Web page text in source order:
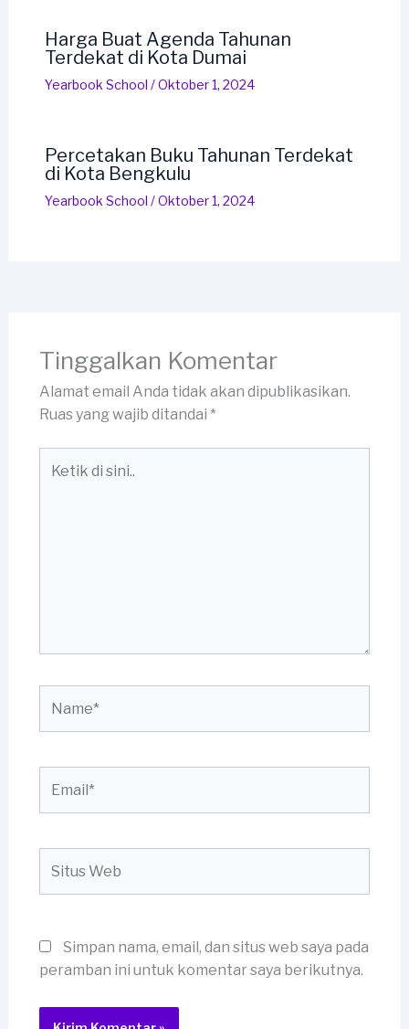
Harga Buat Agenda Tahunan
Terdekat di Kota Dumai
Yearbook School /Oktober 1, 2024
Percetakan Buku Tahunan Terdekat
di Kota Bengkulu
Yearbook School /Oktober 1, 2024
Tinggalkan Komentar
Alamat email Anda tidak akan dipublikasikan.
Ruas yang wajib ditandai *
Web
Simpan nama, email, dan situs web saya pada
peramban ini untuk komentar saya berikutnya.